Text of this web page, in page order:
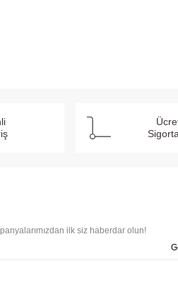
ilk siz haberdar olun!